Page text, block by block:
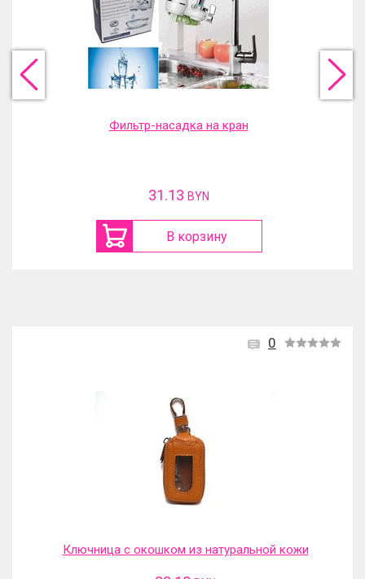
Фильтр-насадка на кран
31.13 BYN
В корзину
0
Ключница с окошком из натуральной кожи